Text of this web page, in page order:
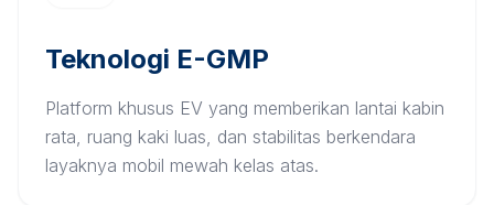
Teknologi E-GMP
Platform khusus EV yang memberikan lantai kabin
rata, ruang kaki luas, dan stabilitas berkendara
layaknya mobil mewah kelas atas.